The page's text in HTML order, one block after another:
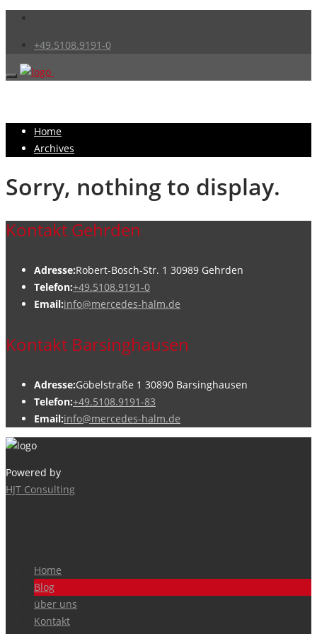
+49.5108.9191-0
Home
Archives
Sorry, nothing to display.
Kontakt Gehrden
Adresse:Robert-Bosch-Str. 1 30989 Gehrden
Telefon:+49.5108.9191-0
Email:info@mercedes-halm.de
Kontakt Barsinghausen
Adresse:Göbelstraße 1 30890 Barsinghausen
Telefon:+49.5108.9191-83
Email:info@mercedes-halm.de
Powered by
HJT Consulting
Home
Blog
über uns
Kontakt